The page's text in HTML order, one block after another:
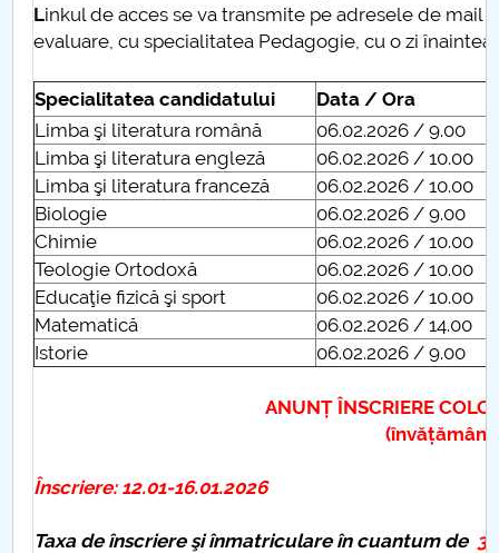
Linkul de acces se va transmite pe adresele de
evaluare, cu specialitatea Pedagogie, cu o zi
Specialitatea candidatului
Data / Ora
Limba şi literatura română
06.02.2026 / 9.00
Limba şi literatura engleză
06.02.2026 / 10.00
Limba şi literatura franceză
06.02.2026 / 10.00
Biologie
06.02.2026 / 9.00
Chimie
06.02.2026 / 10.00
Teologie Ortodoxă
06.02.2026 / 10.00
Educaţie fizică şi sport
06.02.2026 / 10.00
Matematică
06.02.2026 / 14.00
Istorie
06.02.2026 / 9.00
ANUNȚ ÎNSCRIERE
(învățământ
Înscriere:12.01-16.01.2026
Taxa de înscriere şi înmatriculare în cuantum de